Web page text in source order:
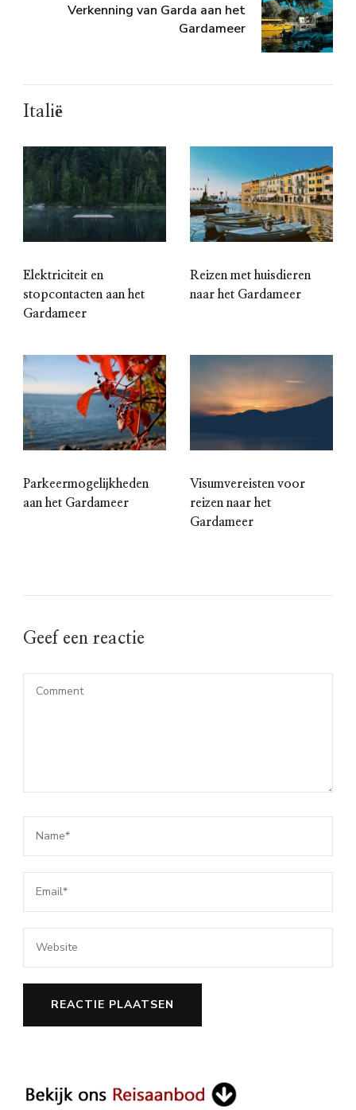
Verkenning van Garda aan het
Gardameer
Italië
Elektriciteit en
stopcontacten aan het
Gardameer
Reizen met huisdieren
naar het Gardameer
Parkeermogelijkheden
aan het Gardameer
Visumvereisten voor
reizen naar het
Gardameer
Geef een reactie